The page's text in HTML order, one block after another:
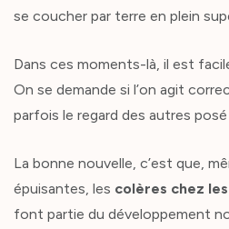
se coucher par terre en plein
Dans ces moments-là, il est
On se demande si l’on agit
parfois le regard des autres posé
La bonne nouvelle, c’est que,
épuisantes, les colères chez
font partie du développement